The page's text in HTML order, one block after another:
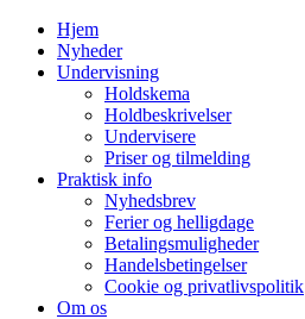
Hjem
Nyheder
Undervisning
Holdskema
Holdbeskrivelser
Undervisere
Priser og tilmelding
Praktisk info
Nyhedsbrev
Ferier og helligdage
Betalingsmuligheder
Handelsbetingelser
Cookie og privatlivspolitik
Om os